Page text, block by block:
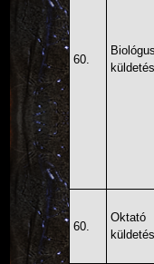
60.
küldetés
60.
Oktató
küldetés